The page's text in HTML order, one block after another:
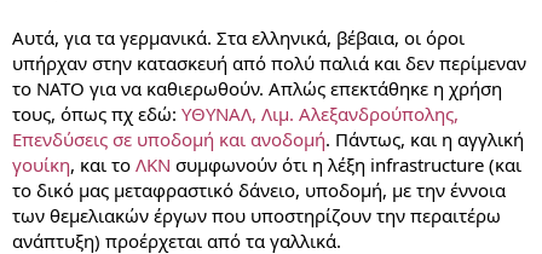
Αυτά, για τα γερμανικά. Στα ελληνικά, βέβαια, οι όροι
υπήρχαν στην κατασκευή από πολύ παλιά και δεν περίμεναν
το ΝΑΤΟ για να καθιερωθούν. Απλώς επεκτάθηκε η χρήση
τους, όπως πχ εδώ: ΥΘΥΝΑΛ, Λιμ. Αλεξανδρούπολης,
Επενδύσεις σε υποδομή και ανοδομή. Πάντως, και η αγγλική
γουίκη, και το ΛΚΝ συμφωνούν ότι η λέξη infrastructure (και
το δικό μας μεταφραστικό δάνειο, υποδομή, με την έννοια
των θεμελιακών έργων που υποστηρίζουν την περαιτέρω
ανάπτυξη) προέρχεται από τα γαλλικά.